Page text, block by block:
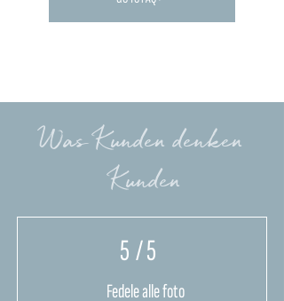
Was Kunden denken
Kunden
5/ 5
Fedele alle foto